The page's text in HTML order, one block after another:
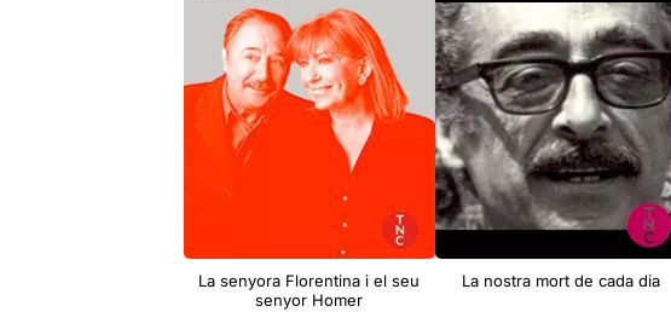
La senyora Florentina i el seu
senyor Homer
La nostra mort de cada dia